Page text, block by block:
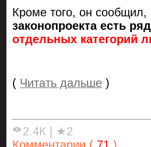
Кроме того, он сообщил,
законопроекта есть
отдельных категорий
( Читать дальше )
2.4К
★2